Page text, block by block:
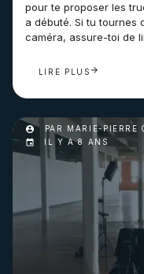
pour te proposer les
a débuté. Si tu tournes
caméra, assure-toi de
LIRE PLUS
PAR MARIE-PIERRE
IL Y A 8 ANS